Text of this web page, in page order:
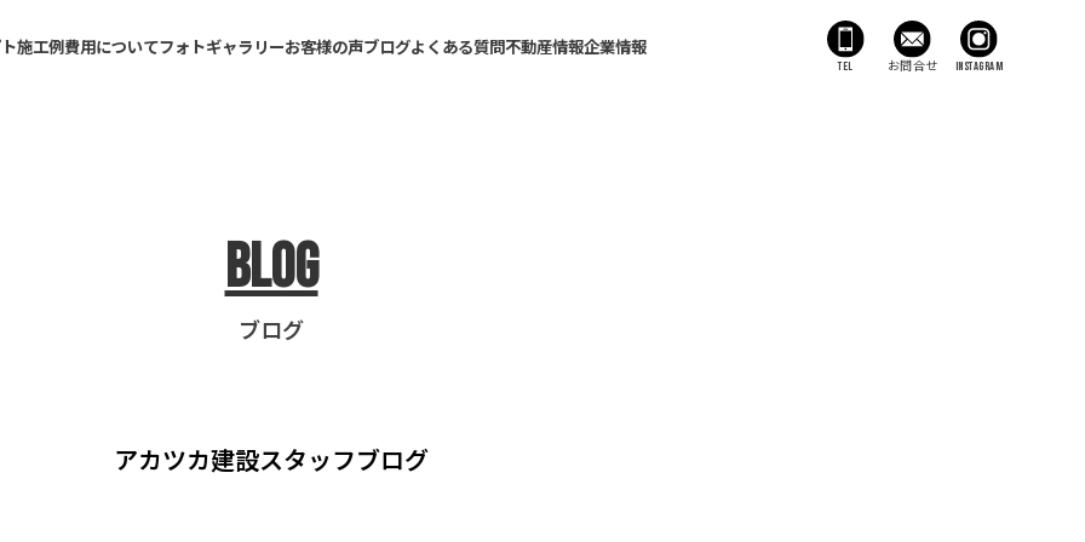
施工例費用についてフォトギャラリーお客様の声ブログよくある質問不動産情報企業情報
TEL お問合せ Instagram
Blog
ブログ
アカツカ建設スタッフブログ